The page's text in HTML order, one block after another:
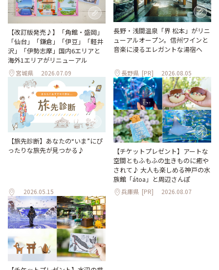
【改訂版発売♪】「角館・盛岡」
「仙台」「鎌倉」「伊豆」「軽井
沢」「伊勢志摩」国内6エリアと
海外1エリアがリニューアル
宮城県 2026.07.09
長野・浅間温泉「界 松本」がリニ
ューアルオープン。信州ワインと
音楽に浸るエレガントな湯宿へ
長野県 [PR] 2026.08.05
【旅先診断】あなたの“いま”にぴ
ったりな旅先が見つかる♪
2026.05.15
【チケットプレゼント】アートな
空間ともふもふの生きものに癒や
されて♪ 大人も楽しめる神戸の水
族館「átoa」と周辺さんぽ
兵庫県 [PR] 2026.08.07